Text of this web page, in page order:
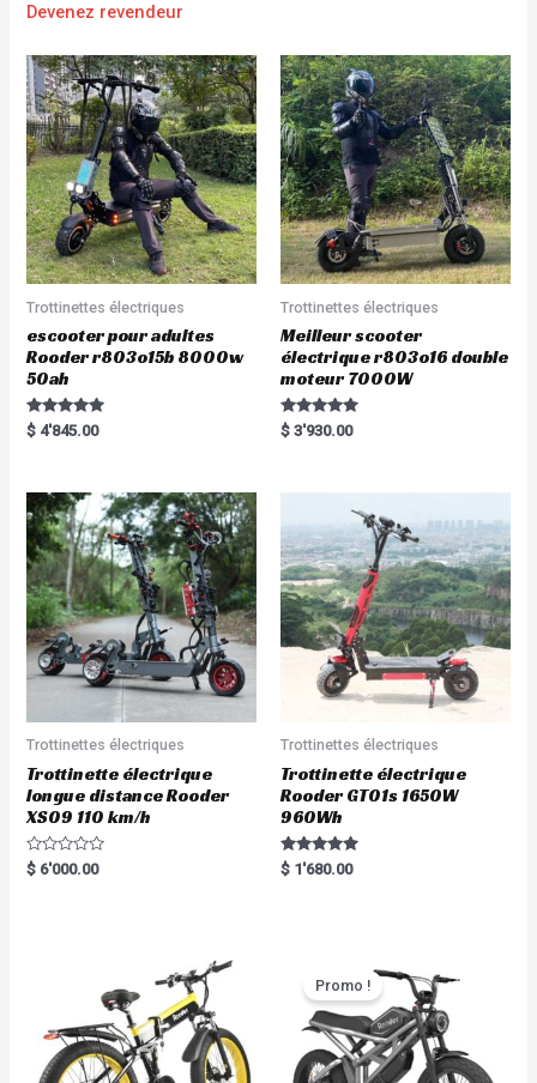
Devenez revendeur
Trottinettes électriques
escooter pour adultes
Rooder r803o15b 8000w
50ah
Rated
5.00
$ 4'845.00
Trottinettes électriques
Meilleur scooter
électrique r803o16 double
moteur 7000W
Rated
5.00
$ 3'930.00
Trottinettes électriques
Trottinette électrique
longue distance Rooder
XS09 110 km/h
R
a
$ 6'000.00
Trottinettes électriques
Trottinette électrique
Rooder GT01s 1650W
960Wh
Rated
5.00
$ 1'680.00
Promo !